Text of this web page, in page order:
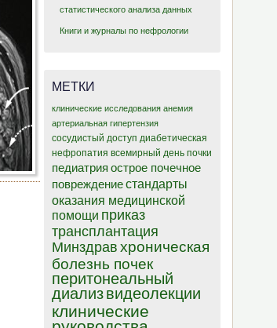
статистического анализа данных
Книги и журналы по нефрологии
МЕТКИ
клинические исследования анемия
артериальная гипертензия
сосудистый доступ диабетическая
нефропатия всемирный день почки
педиатрия острое почечное
повреждение стандарты
оказания медицинской
помощи приказ
трансплантация
Минздрав хроническая
болезнь почек
перитонеальный
диализ видеолекции
клинические